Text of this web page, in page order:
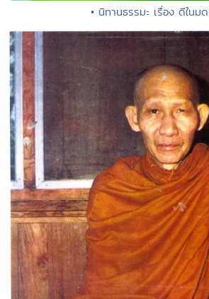
• นิทานธรรมะ เรื่อง ดีในม